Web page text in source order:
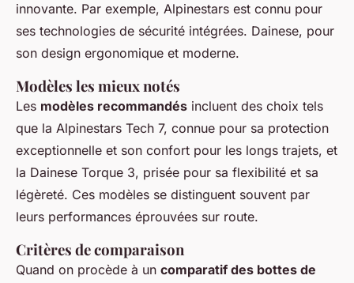
innovante. Par exemple, Alpinestars est connu pour
ses technologies de sécurité intégrées. Dainese, pour
son design ergonomique et moderne.
Modèles les mieux notés
Les modèles recommandés incluent des choix tels
que la Alpinestars Tech 7, connue pour sa protection
exceptionnelle et son confort pour les longs trajets, et
la Dainese Torque 3, prisée pour sa flexibilité et sa
légèreté. Ces modèles se distinguent souvent par
leurs performances éprouvées sur route.
Critères de comparaison
Quand on procède à un comparatif des bottes de